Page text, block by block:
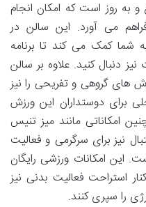
به روز است که امکان انجام
فراهم می آورد. این سالن در
شما کمک می کند تا برنامه
دنبال کنید. علاوه بر سالن
های گروهی و تفریحی را نیز
برای دوستداران این ورزش
امکاناتی مانند میز تنیس
نیز برای سرگرمی و فعالیت
این امکانات ورزشی رایگان
استراحت فعالیت بدنی نیز
را سپری کنند.